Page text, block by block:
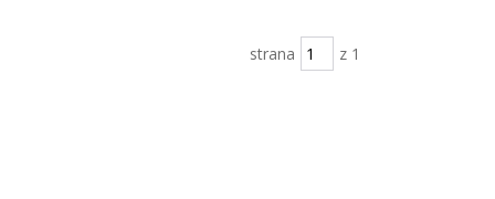
strana z 1